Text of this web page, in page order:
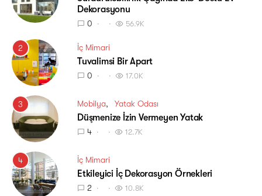
Dekorasyonu
0 56.9K
2 İç Mimari
Tuvalimsi Bir Apart
0 17.0K
3 Mobilya Yatak Odası
Düşmenize İzin Vermeyen Yatak
4 12.7K
4 İç Mimari
Etkileyici İç Dekorasyon Örnekleri
2 10.8K